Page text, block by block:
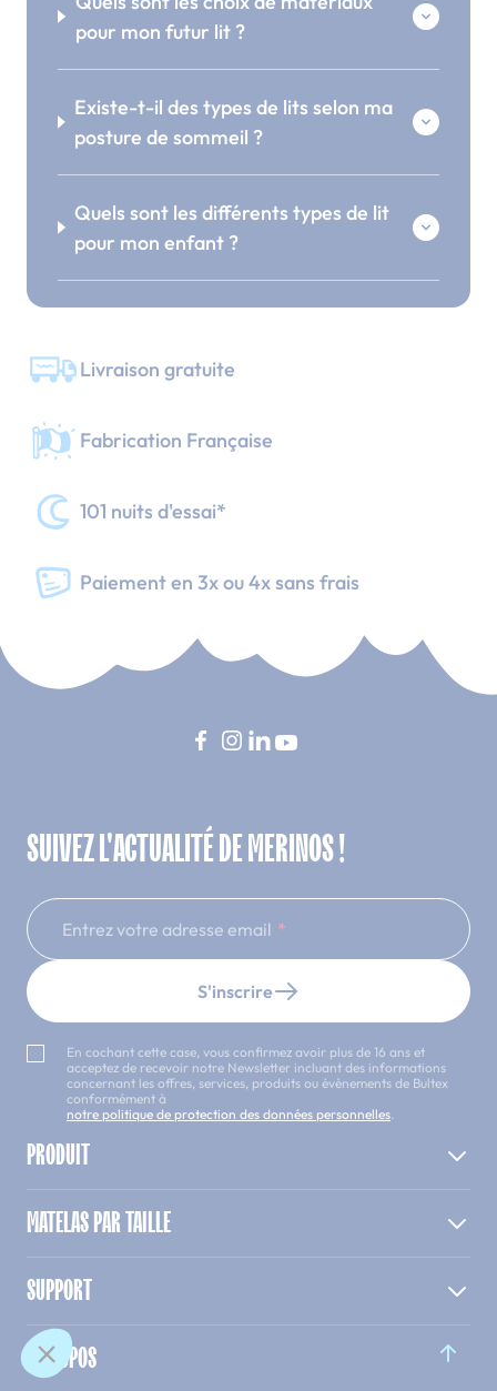
pour mon futur lit ?
Existe-t-il des types de lits selon ma
posture de sommeil ?
Quels sont les différents types de lit
pour mon enfant ?
Livraison gratuite
Fabrication Française
101 nuits d'essai*
Paiement en 3x ou 4x sans frais
SUIVEZ L'ACTUALITÉ DE MERINOS !
Entrez votre adresse email
S'inscrire
En cochant cette case, vous confirmez avoir plus de 16 ans et
acceptez de recevoir notre Newsletter incluant des informations
concernant les offres, services, produits ou évènements de Bultex
conformément à
notre politique de protection des données personnelles
PRODUIT
MATELAS PAR TAILLE
SUPPORT
A PROPOS